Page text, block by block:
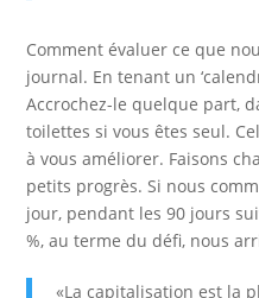
Comment évaluer ce que
journal. En tenant un
Accrochez-le quelque part,
toilettes si vous êtes seul.
à vous améliorer. Faisons
petits progrès. Si nous
jour, pendant les 90 jours
%, au terme du défi, nous
«La capitalisation est la